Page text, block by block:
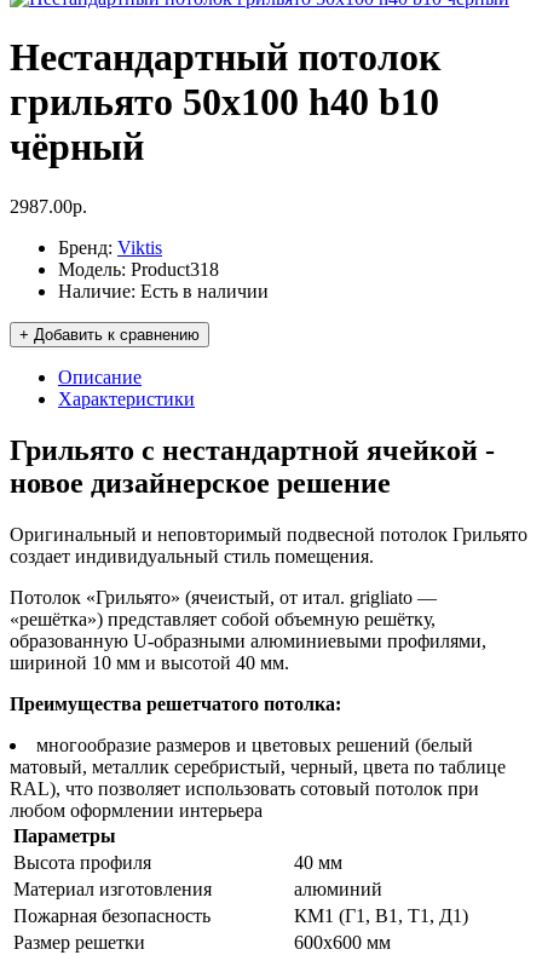
Нестандартный потолок
грильято 50x100 h40 b10
чёрный
2987.00р.
Бренд: Viktis
Модель: Product318
Наличие: Есть в наличии
+ Добавить к сравнению
Описание
Характеристики
Грильято с нестандартной ячейкой -
новое дизайнерское решение
Оригинальный и неповторимый подвесной потолок Грильято
создает индивидуальный стиль помещения.
Потолок «Грильято» (ячеистый, от итал. grigliato —
«решётка») представляет собой объемную решётку,
образованную U-образными алюминиевыми профилями,
шириной 10 мм и высотой 40 мм.
Преимущества решетчатого потолка:
многообразие размеров и цветовых решений (белый
матовый, металлик серебристый, черный, цвета по таблице
RAL), что позволяет использовать сотовый потолок при
любом оформлении интерьера
Параметры
Высота профиля
40 мм
Материал изготовления
алюминий
Пожарная безопасность
КМ1 (Г1, В1, Т1, Д1)
Размер решетки
600x600 мм